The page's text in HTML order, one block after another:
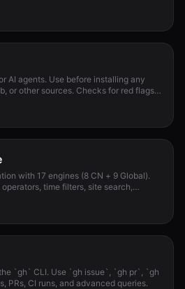
AI agents. Use before installing any
or other sources. Checks for red flags,
with 17 engines (8 CN + 9 Global).
time filters, site search,
`gh` CLI. Use `gh issue`, `gh pr`, `gh
PRs, CI runs, and advanced queries.